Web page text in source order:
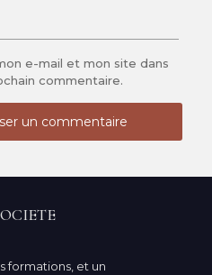
e-mail et mon site dans
commentaire.
formations, et un